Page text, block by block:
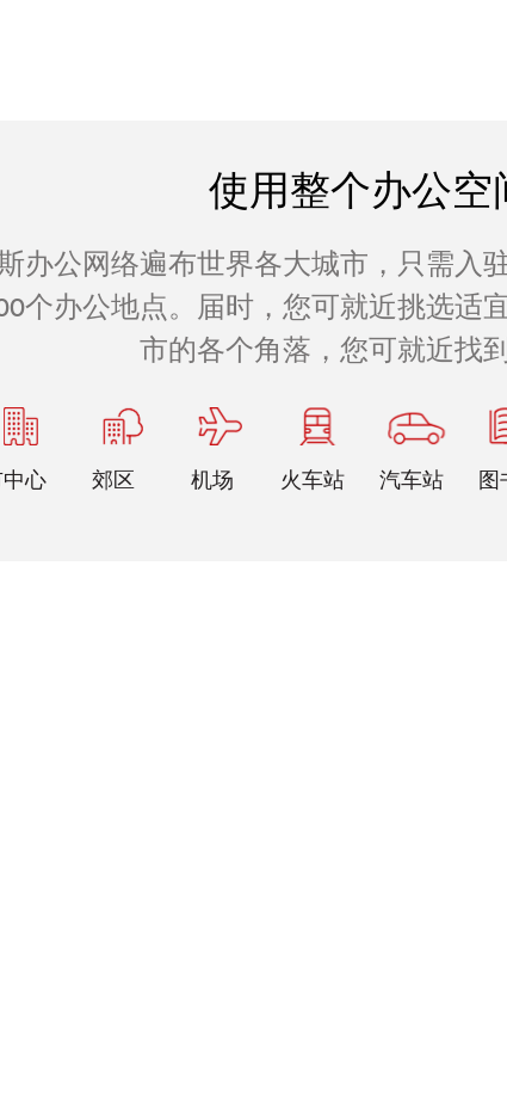
使用整个办公空
办公网络遍布世界各大城市，只需入
个办公地点。届时，您可就近挑选适
市的各个角落，您可就近找
心 郊区 机场 火车站 汽车站 图